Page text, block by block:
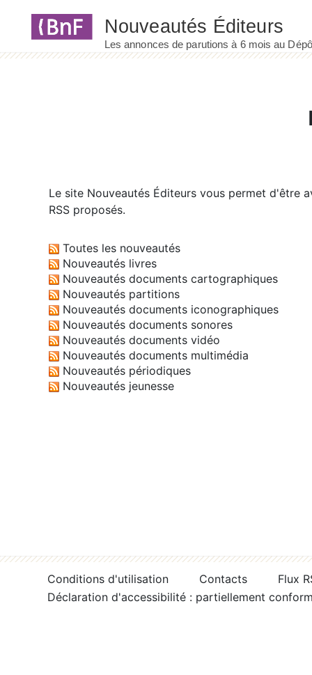
Le site Nouveautés Éditeurs vous permet d'être
RSS proposés.
Toutes les nouveautés
Nouveautés livres
Nouveautés documents cartographiques
Nouveautés partitions
Nouveautés documents iconographiques
Nouveautés documents sonores
Nouveautés documents vidéo
Nouveautés documents multimédia
Nouveautés périodiques
Nouveautés jeunesse
Conditions d'utilisation Contacts
Flux
Déclaration d'accessibilité : partiellement